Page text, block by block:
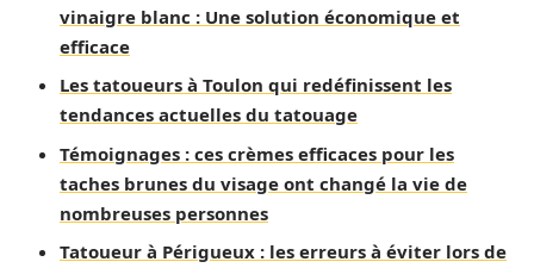
vinaigre blanc : Une solution économique et
efficace
Les tatoueurs à Toulon qui redéfinissent les
tendances actuelles du tatouage
Témoignages : ces crèmes efficaces pour les
taches brunes du visage ont changé la vie de
nombreuses personnes
Tatoueur à Périgueux : les erreurs à éviter lors de